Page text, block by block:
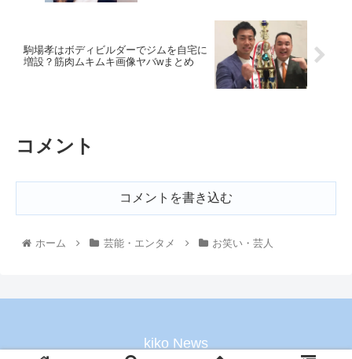
駒場孝はボディビルダーでジムを自宅に
増設？筋肉ムキムキ画像ヤバwまとめ
コメント
コメントを書き込む
ホーム 芸能・エンタメ お笑い・芸人
kiko News